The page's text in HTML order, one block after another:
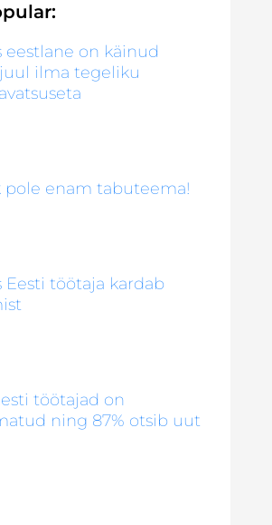
eestlane on käinud
ilma tegeliku
pole enam tabuteema!
Eesti töötaja kardab
töötajad on
ning 87% otsib uut